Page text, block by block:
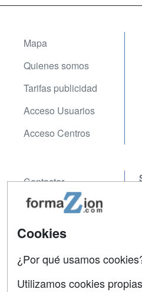
Mapa
Quienes somos
Tarifas publicidad
Acceso Usuarios
Acceso Centros
Contactar
Confidencialidad
Aviso legal
Cookies
¿Por qué usamos
Utilizamos cookies